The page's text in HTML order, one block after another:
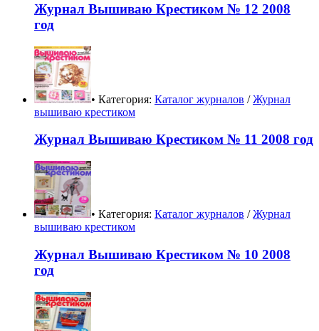
Журнал Вышиваю Крестиком № 12 2008
год
• Категория: Каталог журналов /Журнал
вышиваю крестиком
Журнал Вышиваю Крестиком № 11 2008 год
• Категория: Каталог журналов /Журнал
вышиваю крестиком
Журнал Вышиваю Крестиком № 10 2008
год